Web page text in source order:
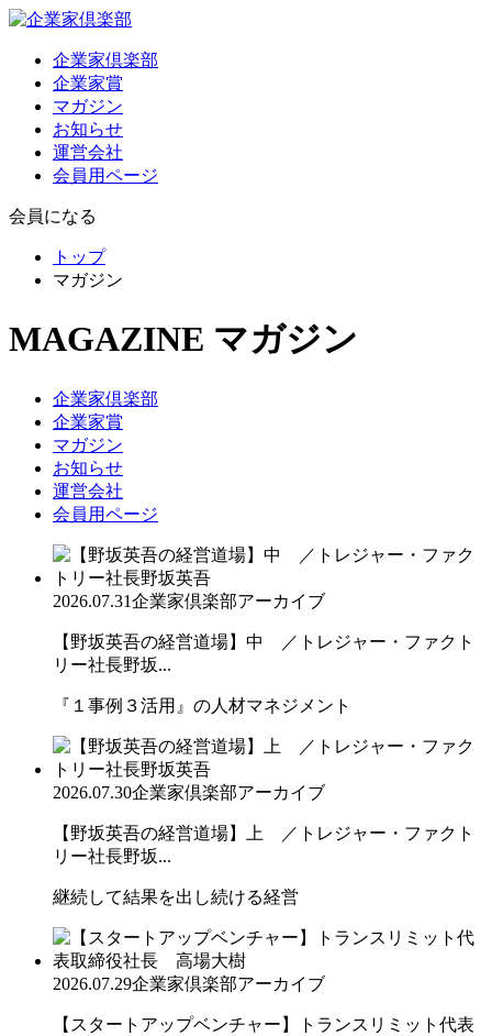
企業家倶楽部
企業家賞
マガジン
お知らせ
運営会社
会員用ページ
会員になる
トップ
マガジン
MAGAZINE マガジン
企業家倶楽部
企業家賞
マガジン
お知らせ
運営会社
会員用ページ
2026.07.31企業家倶楽部アーカイブ
【野坂英吾の経営道場】中 ／トレジャー・ファクト
リー社長野坂...
『１事例３活用』の人材マネジメント
2026.07.30企業家倶楽部アーカイブ
【野坂英吾の経営道場】上 ／トレジャー・ファクト
リー社長野坂...
継続して結果を出し続ける経営
2026.07.29企業家倶楽部アーカイブ
【スタートアップベンチャー】トランスリミット代表